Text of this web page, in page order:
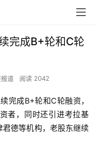
完成B+轮和C轮
道 阅读 2042
完成B+轮和C轮融资，
者，同时还引进考拉基
德等机构，老股东继续